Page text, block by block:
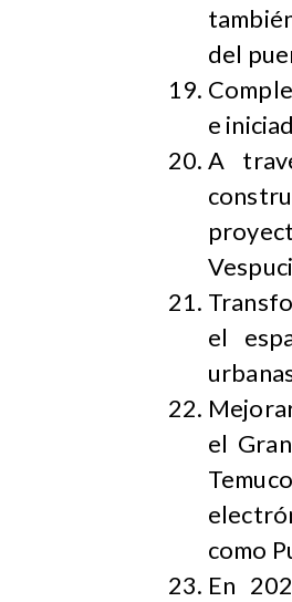
del
e
A
el
el
como
En